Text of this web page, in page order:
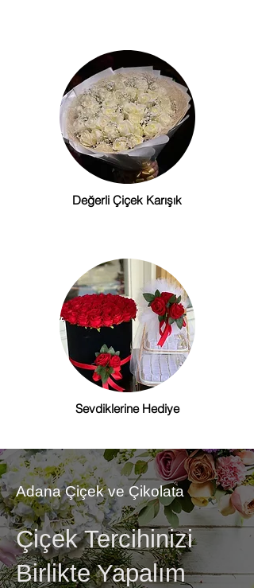
Değerli Çiçek Karışık
Sevdiklerine Hediye
Adana Çiçek ve Çikolata
Çiçek Tercihinizi
Birlikte Yapalım